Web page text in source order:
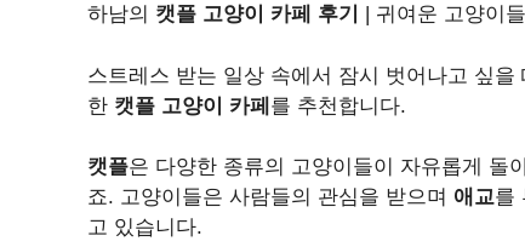
하남의 캣플 고양이 카페 후기 | 귀여운 고양이
스트레스 받는 일상 속에서 잠시 벗어나고 싶
한 캣플 고양이 카페 를 추천합니다.
캣플은 다양한 종류의 고양이들이 자유롭게 돌
죠. 고양이들은 사람들의 관심을 받으며 애교를
고 있습니다.